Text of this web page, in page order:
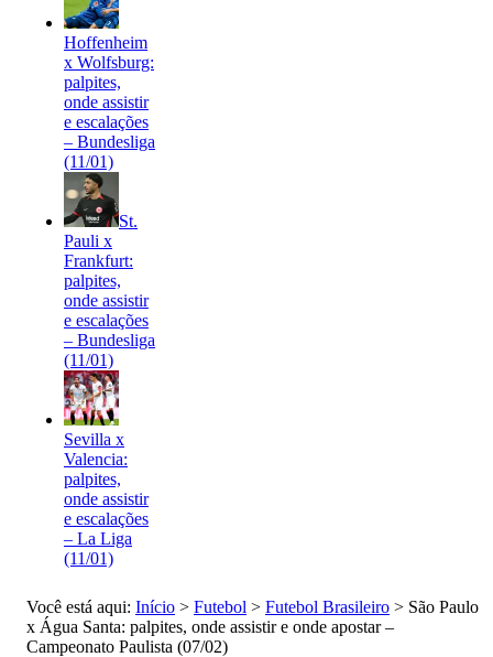
Hoffenheim
x Wolfsburg:
palpites,
onde assistir
e escalações
– Bundesliga
(11/01)
St.
Pauli x
Frankfurt:
palpites,
onde assistir
e escalações
– Bundesliga
(11/01)
Sevilla x
Valencia:
palpites,
onde assistir
e escalações
– La Liga
(11/01)
Você está aqui: Início > Futebol > Futebol Brasileiro > São Paulo
x Água Santa: palpites, onde assistir e onde apostar –
Campeonato Paulista (07/02)